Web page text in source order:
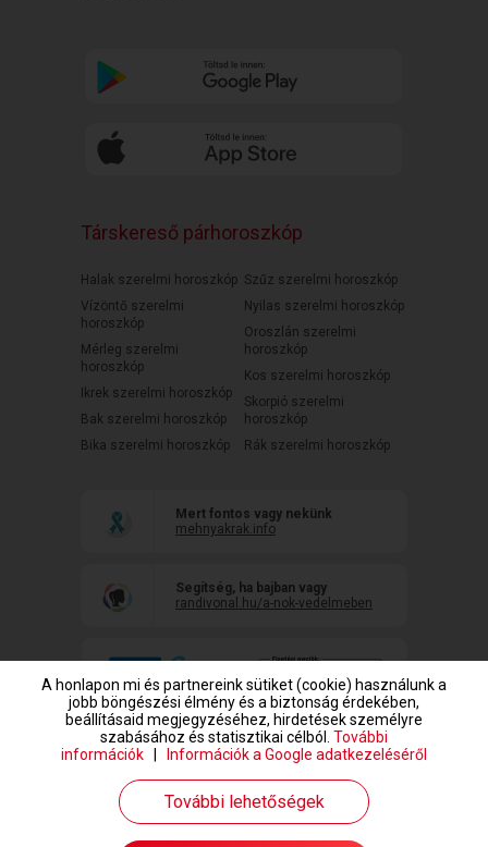
Társkereső párhoroszkóp
Halak szerelmi horoszkóp
Vízöntő szerelmi
horoszkóp
Mérleg szerelmi
horoszkóp
Ikrek szerelmi horoszkóp
Bak szerelmi horoszkóp
Bika szerelmi horoszkóp
Szűz szerelmi horoszkóp
Nyilas szerelmi horoszkóp
Oroszlán szerelmi
horoszkóp
Kos szerelmi horoszkóp
Skorpió szerelmi
horoszkóp
Rák szerelmi horoszkóp
Mert fontos vagy nekünk
mehnyakrak.info
Segítség, ha bajban vagy
randivonal.hu/a-nok-vedelmeben
www.randivonal.hu © Copyright 1999-2026 Dating Central Europe Zrt.
A honlapon mi és partnereink sütiket (cookie) használunk a
jobb böngészési élmény és a biztonság érdekében,
beállításaid megjegyzéséhez, hirdetések személyre
szabásához és statisztikai célból. További
információk
Információk a Google adatkezeléséről
További lehetőségek